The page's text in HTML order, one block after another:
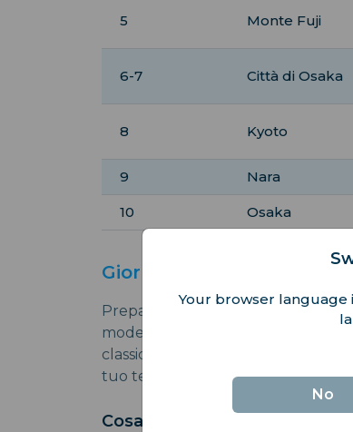
5 Monte Fuji
6-7 Città di Osaka
8 Kyoto
9 Nara
10 Osaka
Giorno 1-2: Arrivo e
Preparati a iniziare il tuo itinerario
moderno si fondono nei modi più
classiche dalla tua lista e
tuo tempo in questa metropoli
Cosa Visitare:
Your browser language
No